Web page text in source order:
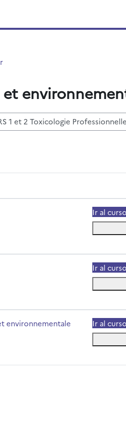
et
Ir al curso
Ir al curso
environnementale
Ir al curso